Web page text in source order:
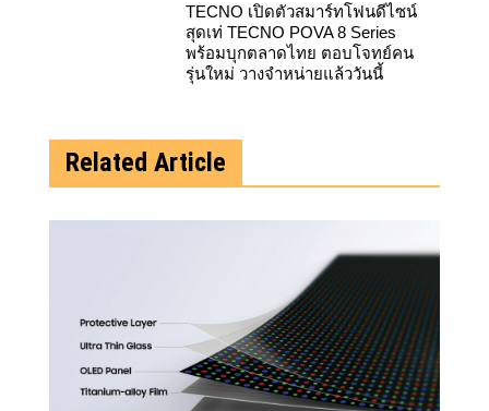
TECNO เปิดตัวสมาร์ทโฟนดีไซน์
สุดเท่ TECNO POVA 8 Series
พร้อมบุกตลาดไทย ตอบโจทย์คน
รุ่นใหม่ วางจำหน่ายแล้ววันนี้
Related Article